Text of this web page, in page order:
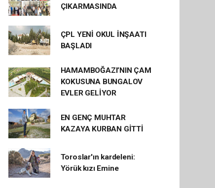
ÇIKARMASINDA
ÇPL YENİ OKUL İNŞAATI
BAŞLADI
HAMAMBOĞAZI’NIN ÇAM
KOKUSUNA BUNGALOV
EVLER GELİYOR
EN GENÇ MUHTAR
KAZAYA KURBAN GİTTİ
Toroslar'ın kardeleni:
Yörük kızı Emine